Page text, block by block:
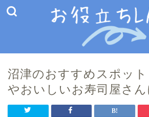
沼津のおすすめスポッ
やおいしいお寿司屋さん